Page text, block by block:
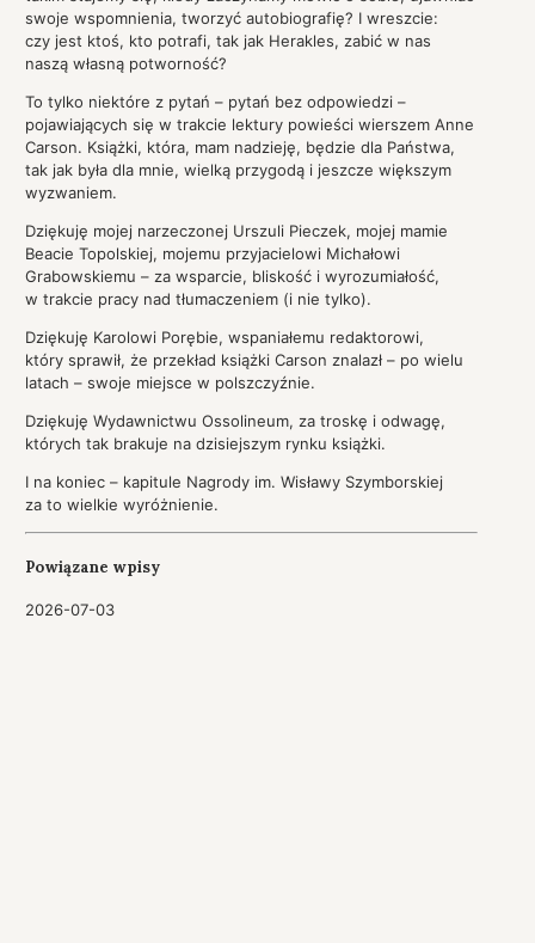
swoje wspomnienia, tworzyć autobiografię? I wreszcie:
czy jest ktoś, kto potrafi, tak jak Herakles, zabić w nas
naszą własną potworność?
To tylko niektóre z pytań – pytań bez odpowiedzi –
pojawiających się w trakcie lektury powieści wierszem Anne
Carson. Książki, która, mam nadzieję, będzie dla Państwa,
tak jak była dla mnie, wielką przygodą i jeszcze większym
wyzwaniem.
Dziękuję mojej narzeczonej Urszuli Pieczek, mojej mamie
Beacie Topolskiej, mojemu przyjacielowi Michałowi
Grabowskiemu – za wsparcie, bliskość i wyrozumiałość,
w trakcie pracy nad tłumaczeniem (i nie tylko).
Dziękuję Karolowi Porębie, wspaniałemu redaktorowi,
który sprawił, że przekład książki Carson znalazł – po wielu
latach – swoje miejsce w polszczyźnie.
Dziękuję Wydawnictwu Ossolineum, za troskę i odwagę,
których tak brakuje na dzisiejszym rynku książki.
I na koniec – kapitule Nagrody im. Wisławy Szymborskiej
za to wielkie wyróżnienie.
Powiązane wpisy
2026-07-03